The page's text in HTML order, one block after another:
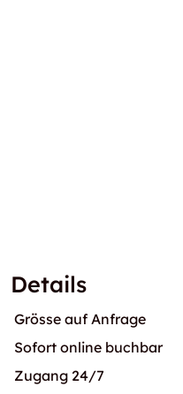
Details
Grösse auf Anfrage
Sofort online buchbar
Zugang 24/7